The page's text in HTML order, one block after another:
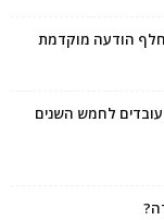
הודעה מוקדמת
לחמש השנים